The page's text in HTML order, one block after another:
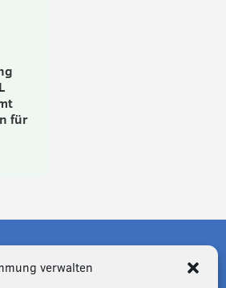
verwalten
für